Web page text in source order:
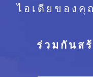
ไอเดียของ
ร่วมกันส